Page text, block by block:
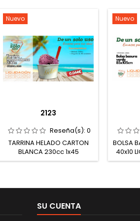
Nuevo
2123
Reseña(s): 0
TARRINA HELADO CARTON
BLANCA 230cc 1x45
LIQUIDACIÓN (HASTA
Nuevo
BOLSA
40x10
SU CUENTA